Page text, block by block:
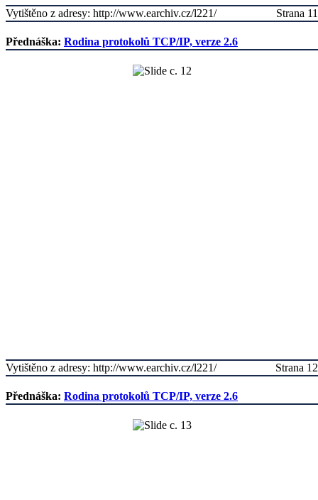
Strana 11
Vytištěno z adresy: http://www.earchiv.cz/l221/
Přednáška: Rodina protokolů TCP/IP, verze 2.6
Strana 12
Vytištěno z adresy: http://www.earchiv.cz/l221/
Přednáška: Rodina protokolů TCP/IP, verze 2.6